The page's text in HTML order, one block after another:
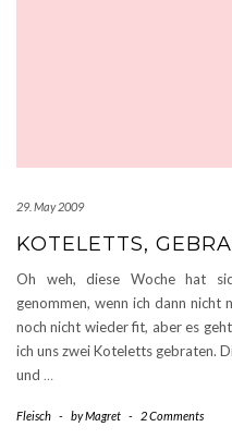
29. May 2009
KOTELETTS,
Oh weh, diese Woche hat
genommen, wenn ich dann nicht
noch nicht wieder fit, aber es
ich uns zwei Koteletts gebraten.
und …
Fleisch - byMagret - 2 Comments